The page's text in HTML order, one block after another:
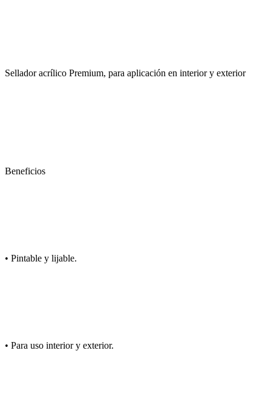
Sellador acrílico Premium, para aplicación en interior y exterior
Beneficios
• Pintable y lijable.
• Para uso interior y exterior.